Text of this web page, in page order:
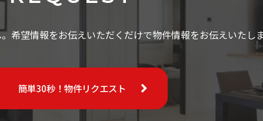
希望情報をお伝えいただくだけで物件情報をお伝えいたしま
簡単30秒！物件リクエスト